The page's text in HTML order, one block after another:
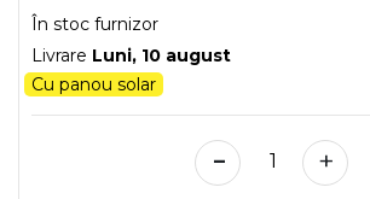
În stoc furnizor
Livrare Luni, 10 august
Cu panou solar
- +